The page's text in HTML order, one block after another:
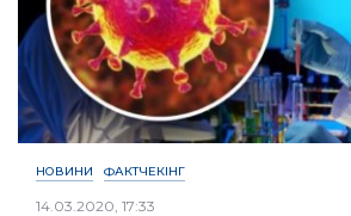
НОВИНИ ФАКТЧЕКІНГ
14.03.2020, 17:33